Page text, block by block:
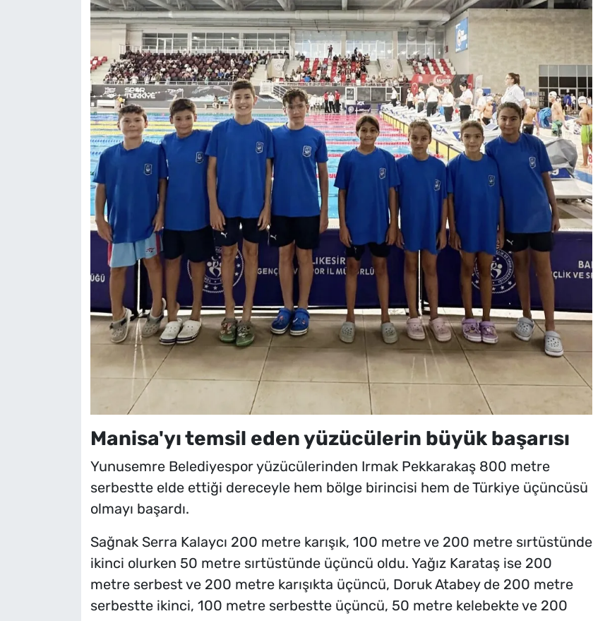
Manisa'yı temsil eden yüzücülerin büyük başarısı
Yunusemre Belediyespor yüzücülerinden Irmak Pekkarakaş 800 metre
serbestte elde ettiği dereceyle hem bölge birincisi hem de Türkiye üçüncüsü
olmayı başardı.
Sağnak Serra Kalaycı 200 metre karışık, 100 metre ve 200 metre sırtüstünde
ikinci olurken 50 metre sırtüstünde üçüncü oldu. Yağız Karataş ise 200
metre serbest ve 200 metre karışıkta üçüncü, Doruk Atabey de 200 metre
serbestte ikinci, 100 metre serbestte üçüncü, 50 metre kelebekte ve 200